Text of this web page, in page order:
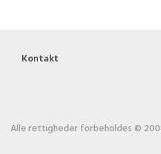
Kontakt
Alle rettigheder forbeholdes ©